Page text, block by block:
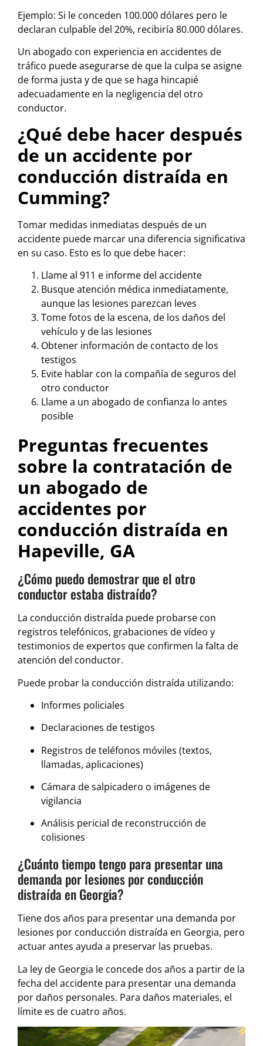
Ejemplo: Si le conceden 100.000 dólares pero le
declaran culpable del 20%, recibiría 80.000 dólares.
Un abogado con experiencia en accidentes de
tráfico puede asegurarse de que la culpa se asigne
de forma justa y de que se haga hincapié
adecuadamente en la negligencia del otro
conductor.
¿Qué debe hacer después
de un accidente por
conducción distraída en
Cumming?
Tomar medidas inmediatas después de un
accidente puede marcar una diferencia significativa
en su caso. Esto es lo que debe hacer:
Llame al 911 e informe del accidente
Busque atención médica inmediatamente,
aunque las lesiones parezcan leves
Tome fotos de la escena, de los daños del
vehículo y de las lesiones
Obtener información de contacto de los
testigos
Evite hablar con la compañía de seguros del
otro conductor
Llame a un abogado de confianza lo antes
posible
Preguntas frecuentes
sobre la contratación de
un abogado de
accidentes por
conducción distraída en
Hapeville, GA
¿Cómo puedo demostrar que el otro
conductor estaba distraído?
La conducción distraída puede probarse con
registros telefónicos, grabaciones de vídeo y
testimonios de expertos que confirmen la falta de
atención del conductor.
Puede probar la conducción distraída utilizando:
Informes policiales
Declaraciones de testigos
Registros de teléfonos móviles (textos,
llamadas, aplicaciones)
Cámara de salpicadero o imágenes de
vigilancia
Análisis pericial de reconstrucción de
colisiones
¿Cuánto tiempo tengo para presentar una
demanda por lesiones por conducción
distraída en Georgia?
Tiene dos años para presentar una demanda por
lesiones por conducción distraída en Georgia, pero
actuar antes ayuda a preservar las pruebas.
La ley de Georgia le concede dos años a partir de la
fecha del accidente para presentar una demanda
por daños personales. Para daños materiales, el
límite es de cuatro años.